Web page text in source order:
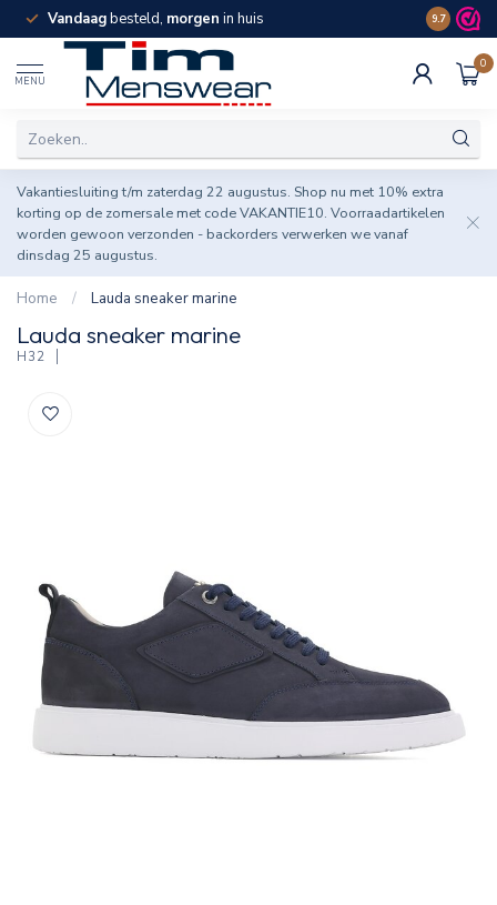
Vandaagbesteld, morgen in huis Spaar
9.7
MENU
0
Vakantiesluiting t/m zaterdag 22 augustus. Shop nu met 10% extra
korting op de zomersale met code VAKANTIE10. Voorraadartikelen
worden gewoon verzonden - backorders verwerken we vanaf
dinsdag 25 augustus.
Home / Lauda sneaker marine
Lauda sneaker marine
H32